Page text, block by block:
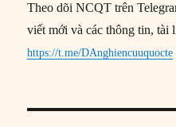
Theo dõi NCQT trên
viết mới và các thông tin,
https://t.me/DAnghiencuuquocte